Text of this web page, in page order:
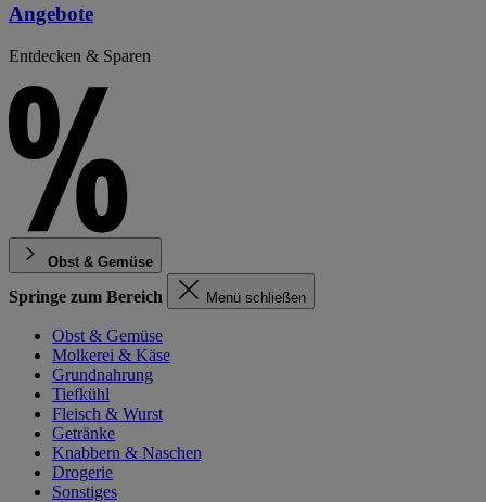
Angebote
Entdecken & Sparen
Obst & Gemüse
Springe zum Bereich Menü schließen
Obst & Gemüse
Molkerei & Käse
Grundnahrung
Tiefkühl
Fleisch & Wurst
Getränke
Knabbern & Naschen
Drogerie
Sonstiges